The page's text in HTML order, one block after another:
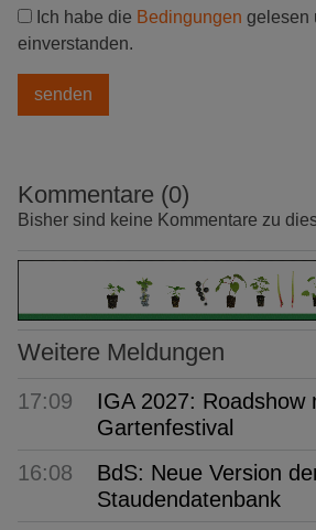
Ich habe die Bedingungen gelesen
einverstanden.
Kommentare (0)
Bisher sind keine Kommentare zu
Weitere Meldungen
17:09
IGA 2027: Roadshow
Gartenfestival
16:08
BdS: Neue Version
Staudendatenbank